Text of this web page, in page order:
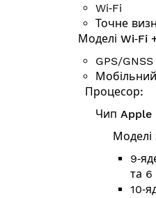
Wi‑Fi
Точне
Моделі Wi‑Fi
GPS/GNSS
Мобільний
Процесор:
Чип Apple
Моделі
та 6